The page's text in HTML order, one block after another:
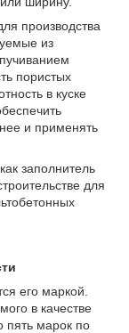
производства
из
пористых
в куске
и применять
заполнитель
для
его маркой.
в качестве
пять марок по